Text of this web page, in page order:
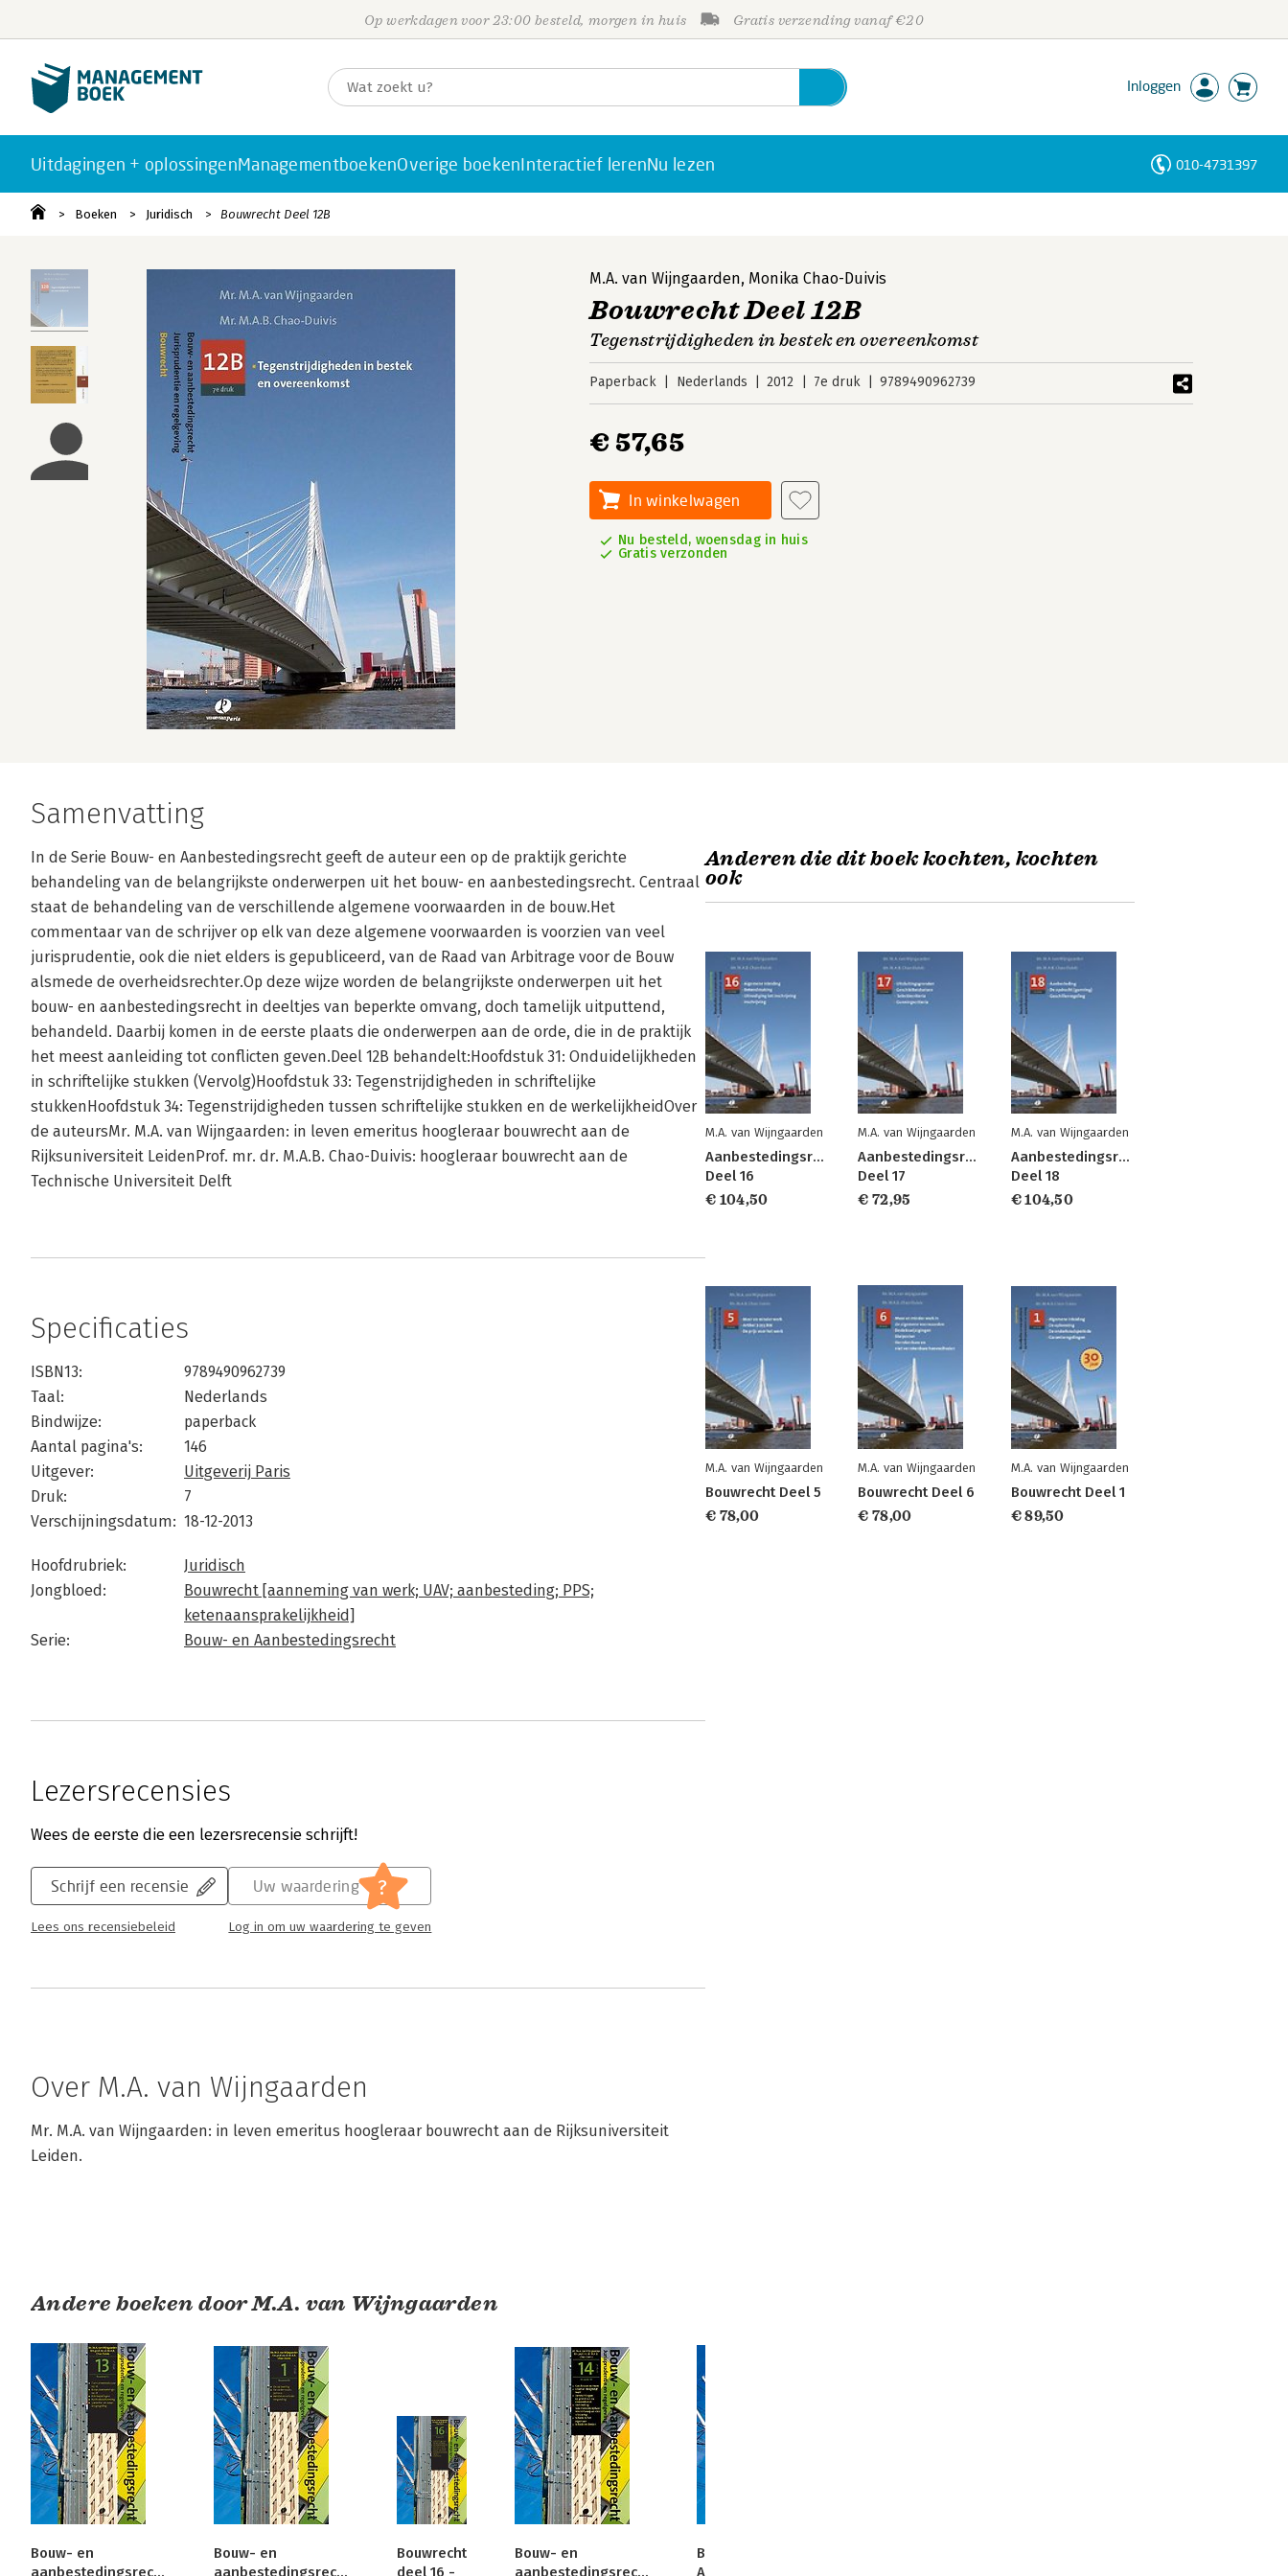
Op werkdagen voor 23:00 besteld, morgen in huis Gratis verzending vanaf €20
Inloggen
Uitdagingen + oplossingenManagementboekenOverige boekenInteractief lerenNu lezen 010-4731397
Boeken Juridisch Bouwrecht Deel 12B
M.A. van Wijngaarden, Monika Chao-Duivis
Bouwrecht Deel 12B
Tegenstrijdigheden in bestek en overeenkomst
Paperback Nederlands 2012 7e druk 9789490962739
€ 57,65
In winkelwagen
Nu besteld, woensdag in huis
Gratis verzonden
Samenvatting
In de Serie Bouw- en Aanbestedingsrecht geeft de auteur een op de praktijk gerichte
behandeling van de belangrijkste onderwerpen uit het bouw- en aanbestedingsrecht. Centraal
staat de behandeling van de verschillende algemene voorwaarden in de bouw.Het
commentaar van de schrijver op elk van deze algemene voorwaarden is voorzien van veel
jurisprudentie, ook die niet elders is gepubliceerd, van de Raad van Arbitrage voor de Bouw
alsmede de overheidsrechter.Op deze wijze worden de belangrijkste onderwerpen uit het
bouw- en aanbestedingsrecht in deeltjes van beperkte omvang, doch tamelijk uitputtend,
behandeld. Daarbij komen in de eerste plaats die onderwerpen aan de orde, die in de praktijk
het meest aanleiding tot conflicten geven.Deel 12B behandelt:Hoofdstuk 31: Onduidelijkheden
in schriftelijke stukken (Vervolg)Hoofdstuk 33: Tegenstrijdigheden in schriftelijke
stukkenHoofdstuk 34: Tegenstrijdigheden tussen schriftelijke stukken en de werkelijkheidOver
de auteursMr. M.A. van Wijngaarden: in leven emeritus hoogleraar bouwrecht aan de
Rijksuniversiteit LeidenProf. mr. dr. M.A.B. Chao-Duivis: hoogleraar bouwrecht aan de
Technische Universiteit Delft
Specificaties
ISBN13:
9789490962739
Taal:
Nederlands
Bindwijze:
paperback
Aantal pagina's:
146
Uitgever:
Uitgeverij Paris
Druk:
7
Verschijningsdatum: 18-12-2013
Hoofdrubriek:
Juridisch
Jongbloed:
Bouwrecht [aanneming van werk; UAV; aanbesteding; PPS;
ketenaansprakelijkheid]
Serie:
Bouw- en Aanbestedingsrecht
Lezersrecensies
Wees de eerste die een lezersrecensie schrijft!
Schrijf een recensie
Lees ons recensiebeleid
Uw waardering ?
Log in om uw waardering te geven
Over M.A. van Wijngaarden
Mr. M.A. van Wijngaarden: in leven emeritus hoogleraar bouwrecht aan de Rijksuniversiteit
Leiden.
Andere boeken door M.A. van Wijngaarden
Bouw- en
aanbestedingsrecht
Bouw- en
aanbestedingsrecht
Bouwrecht
deel 16 -
Bouw- en
aanbestedingsrecht
Bouw- en
Aanbestedingsrecht
Anderen die dit boek kochten, kochten
ook
M.A. van Wijngaarden
Aanbestedingsrecht
Deel 16
€ 104,50
M.A. van Wijngaarden
Aanbestedingsrecht
Deel 17
€ 72,95
M.A. van Wijngaarden
Aanbestedingsrecht
Deel 18
€ 104,50
M.A. van Wijngaarden
Bouwrecht Deel 5
€ 78,00
M.A. van Wijngaarden
Bouwrecht Deel 6
€ 78,00
M.A. van Wijngaarden
Bouwrecht Deel 1
€ 89,50
Personen